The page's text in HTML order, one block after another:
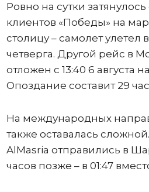
Ровно на сутки
клиентов «Победы» на
столицу – самолет улетел
четверга. Другой рейс в
отложен с 13:40 6 августа
Опоздание составит 29
На международных
также оставалась
AlMasria отправились в
часов позже – в 01:47